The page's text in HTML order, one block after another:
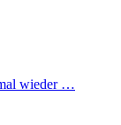
wieder …